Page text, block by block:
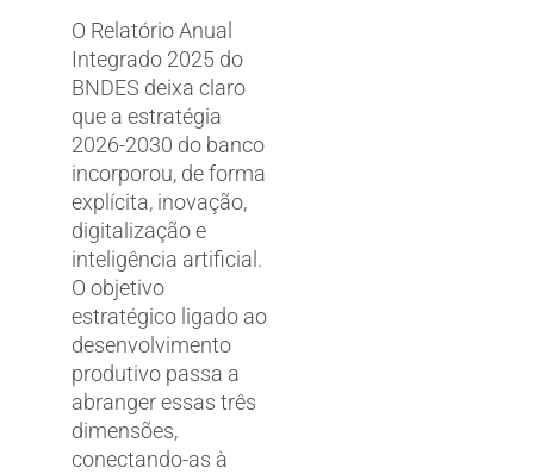
O Relatório Anual
Integrado 2025 do
BNDES deixa claro
que a estratégia
2026-2030 do banco
incorporou, de forma
explícita, inovação,
digitalização e
inteligência artificial.
O objetivo
estratégico ligado ao
desenvolvimento
produtivo passa a
abranger essas três
dimensões,
conectando-as à